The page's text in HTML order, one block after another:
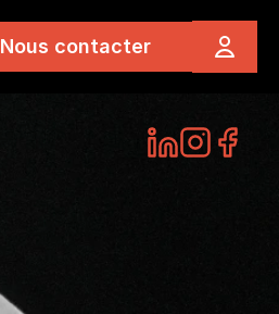
Nous contacter